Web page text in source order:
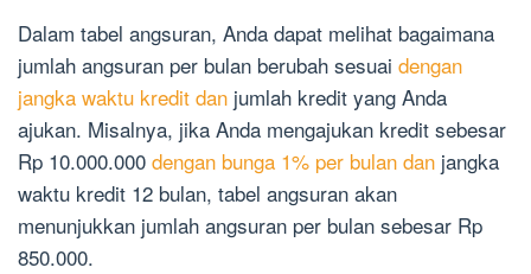
Dalam tabel angsuran, Anda dapat melihat bagaimana
jumlah angsuran per bulan berubah sesuai dengan
jangka waktu kredit dan jumlah kredit yang Anda
ajukan. Misalnya, jika Anda mengajukan kredit sebesar
Rp 10.000.000 dengan bunga 1% per bulan dan jangka
waktu kredit 12 bulan, tabel angsuran akan
menunjukkan jumlah angsuran per bulan sebesar Rp
850.000.